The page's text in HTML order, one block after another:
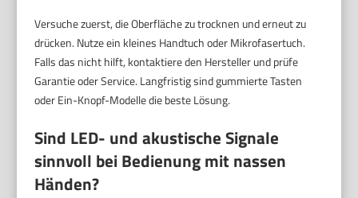
Versuche zuerst, die Oberfläche zu trocknen und erneut zu
drücken. Nutze ein kleines Handtuch oder Mikrofasertuch.
Falls das nicht hilft, kontaktiere den Hersteller und prüfe
Garantie oder Service. Langfristig sind gummierte Tasten
oder Ein-Knopf-Modelle die beste Lösung.
Sind LED- und akustische Signale
sinnvoll bei Bedienung mit nassen
Händen?